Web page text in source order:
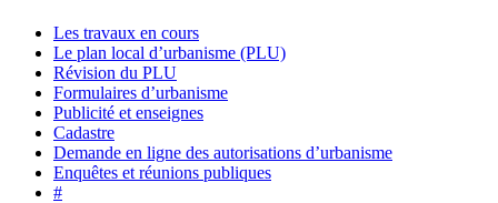
Les travaux en cours
Le plan local d’urbanisme (PLU)
Révision du PLU
Formulaires d’urbanisme
Publicité et enseignes
Cadastre
Demande en ligne des autorisations d’urbanisme
Enquêtes et réunions publiques
#